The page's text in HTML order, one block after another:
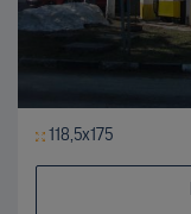
118,5x175